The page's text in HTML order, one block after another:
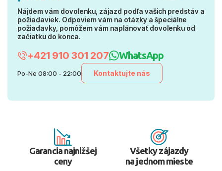
Nájdem vám dovolenku, zájazd podľa vašich predstáv a
požiadaviek. Odpoviem vám na otázky a špeciálne
požiadavky, pomôžem vám naplánovať dovolenku od
začiatku do konca.
+421 910 301 207 WhatsApp
Po-Ne 08:00 - 22:00 Kontaktujte nás
Garancia najnižšej
ceny
Všetky zájazdy
na jednom mieste